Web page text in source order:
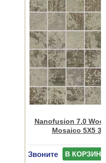
Nanofusion 7.0
Mosaico 5X5
Звоните В КОРЗИНУ